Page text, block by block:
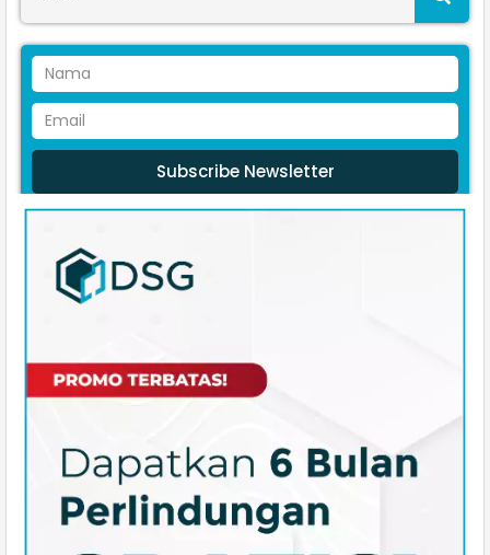
Subscribe Newsletter